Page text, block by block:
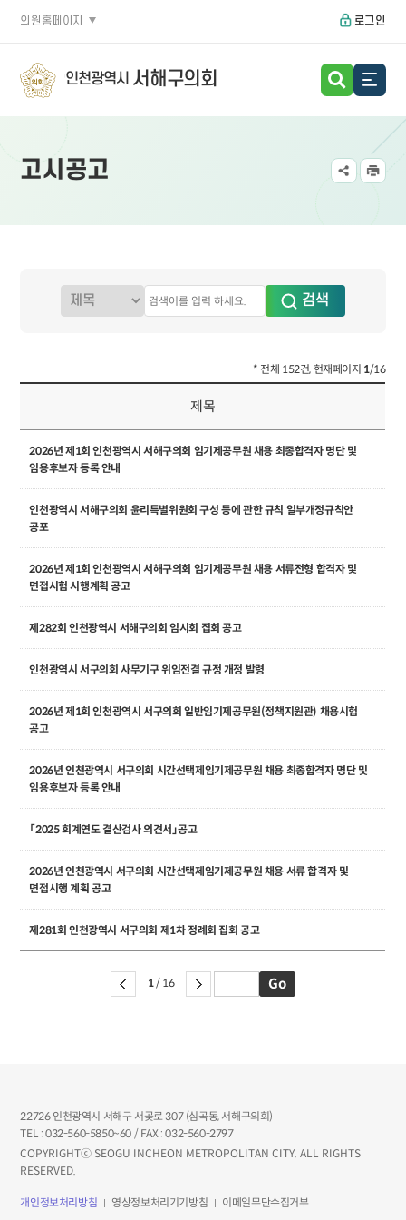
의원홈페이지 로그인
인천광역시 서해구의회
고시공고
* 전체 152건, 현재페이지 1/16
제목
2026년 제1회 인천광역시 서해구의회 임기제공무원 채용 최종합격자 명단 및
임용후보자 등록 안내
인천광역시 서해구의회 윤리특별위원회 구성 등에 관한 규칙 일부개정규칙안
공포
2026년 제1회 인천광역시 서해구의회 임기제공무원 채용 서류전형 합격자 및
면접시험 시행계획 공고
제282회 인천광역시 서해구의회 임시회 집회 공고
인천광역시 서구의회 사무기구 위임전결 규정 개정 발령
2026년 제1회 인천광역시 서구의회 일반임기제공무원(정책지원관) 채용시험
공고
2026년 인천광역시 서구의회 시간선택제임기제공무원 채용 최종합격자 명단 및
임용후보자 등록 안내
「2025 회계연도 결산검사 의견서」공고
2026년 인천광역시 서구의회 시간선택제임기제공무원 채용 서류 합격자 및
면접시행 계획 공고
제281회 인천광역시 서구의회 제1차 정례회 집회 공고
1/ 16
22726 인천광역시 서해구 서곶로 307 (심곡동, 서해구의회)
TEL : 032-560-5850~60 / FAX : 032-560-2797
COPYRIGHTⓒ SEOGU INCHEON METROPOLITAN CITY. ALL RIGHTS
RESERVED.
개인정보처리방침 영상정보처리기기방침 이메일무단수집거부